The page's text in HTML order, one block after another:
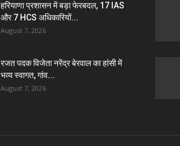
हरियाणा प्रशासन में बड़ा फेरबदल, 17 IAS
और 7 HCS अधिकारियों...
August 7, 2026
रजत पदक विजेता नरेंद्र बेरवाल का हांसी में
भव्य स्वागत, गांव...
August 7, 2026